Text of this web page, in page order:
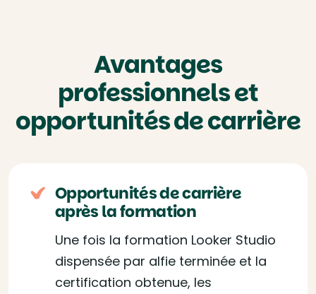
Avantages
professionnels et
opportunités de carrière
Opportunités de carrière
après la formation
Une fois la formation Looker Studio
dispensée par alfie terminée et la
certification obtenue, les